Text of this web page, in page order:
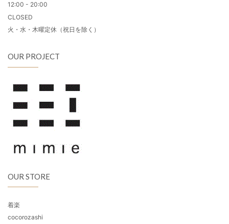
12:00 - 20:00
CLOSED
火・水・木曜定休（祝日を除く）
OUR PROJECT
OUR STORE
着楽
cocorozashi